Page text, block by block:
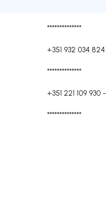
**************
+351 932 034 824
**************
+351 221 109 930 -
**************